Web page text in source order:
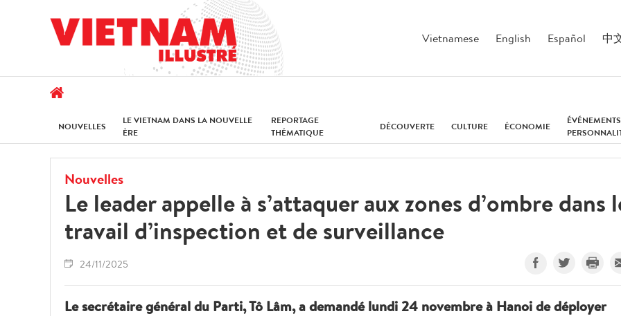
Vietnamese English Español 中
NOUVELLES
LE VIETNAM DANS LA NOUVELLE
ÈRE
REPORTAGE
THÉMATIQUE
DÉCOUVERTE CULTURE ÉCONOMIE
Nouvelles
Le leader appelle à s’attaquer aux zones d’ombre dans
travail d’inspection et de surveillance
24/11/2025
Le secrétaire général du Parti, Tô Lâm, a demandé lundi 24 novembre à Hanoi de déployer